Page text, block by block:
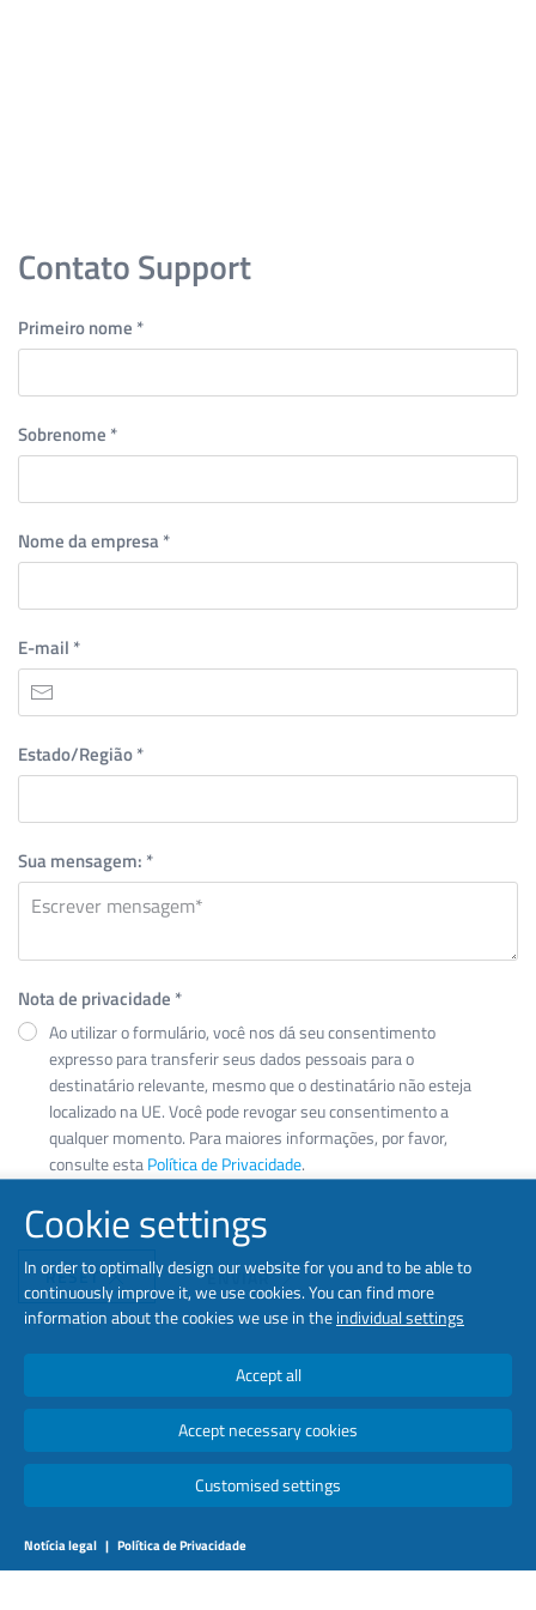
Contato Support
Primeiro nome *
Sobrenome *
Nome da empresa*
E-mail *
Estado/Região*
Sua mensagem: *
Nota de privacidade *
Ao utilizar o formulário, você nos dá seu consentimento
expresso para transferir seus dados pessoais para o
destinatário relevante, mesmo que o destinatário não esteja
localizado na UE. Você pode revogar seu consentimento a
qualquer momento. Para maiores informações, por favor,
consulte estaPolítica de Privacidade.
RESET ENVIAR
Cookie settings
In order to optimally design our website for you and to be able to
continuously improve it, we use cookies. You can find more
information about the cookies we use in theindividual settings
Accept all
Accept necessary cookies
Notícia legal | Política de Privacidade
Customised settings